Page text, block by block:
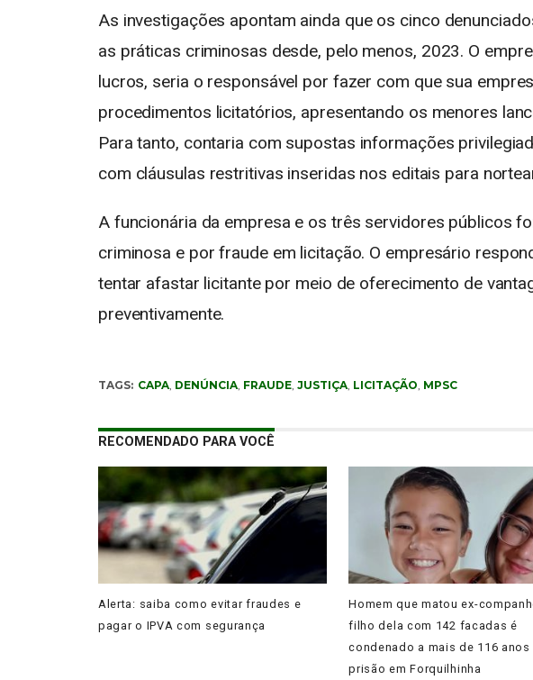
As investigações apontam ainda que os cinco
as práticas criminosas desde, pelo menos, 2023. O
lucros, seria o responsável por fazer com que sua
procedimentos licitatórios, apresentando os menores
Para tanto, contaria com supostas informações
com cláusulas restritivas inseridas nos editais para
A funcionária da empresa e os três servidores públicos
criminosa e por fraude em licitação. O empresário
tentar afastar licitante por meio de oferecimento de
preventivamente.
TAGS: CAPA, DENÚNCIA, FRAUDE, JUSTIÇA, LICITAÇÃO, MPSC
RECOMENDADO PARA VOCÊ
Alerta: saiba como evitar fraudes e
pagar o IPVA com segurança
Homem que matou ex-
filho dela com 142 facadas é
condenado a mais de 116 anos
prisão em Forquilhinha